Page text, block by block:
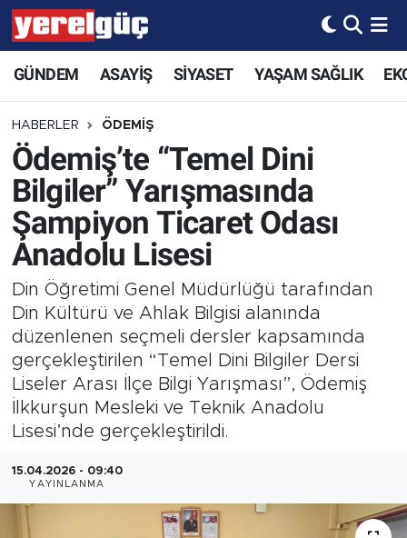
GÜNDEM ASAYİŞ SİYASET YAŞAM SAĞLIK
HABERLER ÖDEMİŞ
Ödemiş’te “Temel Dini
Bilgiler” Yarışmasında
Şampiyon Ticaret Odası
Anadolu Lisesi
Din Öğretimi Genel Müdürlüğü tarafından
Din Kültürü ve Ahlak Bilgisi alanında
düzenlenen seçmeli dersler kapsamında
gerçekleştirilen “Temel Dini Bilgiler Dersi
Liseler Arası İlçe Bilgi Yarışması”, Ödemiş
İlkkurşun Mesleki ve Teknik Anadolu
Lisesi’nde gerçekleştirildi.
15.04.2026 - 09:40
YAYINLANMA